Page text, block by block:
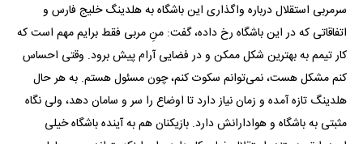
سرمربی استقلال درباره واگذاری این باشگاه به هلدینگ خلیج فارس و
اتفاقاتی که در این باشگاه رخ داده، گفت: منِ مربی فقط برایم مهم است که
کار تیمم به بهترین شکل ممکن و در فضایی آرام پیش برود. وقتی احساس
کنم مشکل هست، نمی‌توانم سکوت کنم، چون مسئول هستم. به هر حال
هلدینگ تازه آمده و زمان نیاز دارد تا اوضاع را سر و سامان دهد، ولی نگاه
مثبتی به باشگاه و هوادارانش دارد. بازیکنان هم به آینده باشگاه خیلی